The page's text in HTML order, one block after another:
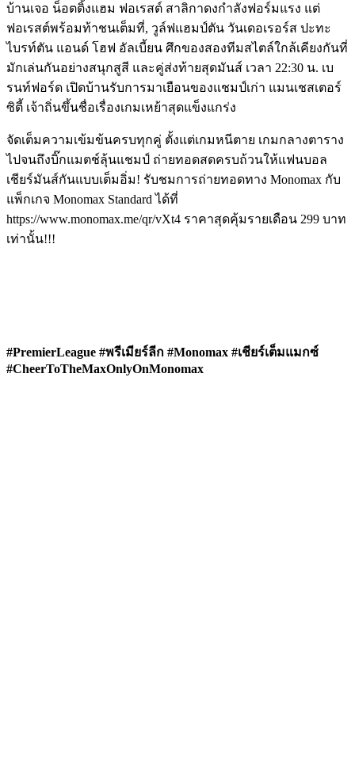
บ้านเจอ น็อตติ้งแฮม ฟอเรสต์ สาลิกาดงกำลังฟอร์มแรง แต่
ฟอเรสต์พร้อมท้าชนเต็มที่, วูล์ฟแฮมป์ตัน วันเดอเรอร์ส ปะทะ
ไบรท์ตัน แอนด์ โฮฟ อัลเบี้ยน ศึกของสองทีมสไตล์ใกล้เคียงกันที่
มักเล่นกันอย่างสนุกสูสี และคู่ส่งท้ายสุดมันส์ เวลา 22:30 น. เบ
รนท์ฟอร์ด เปิดบ้านรับการมาเยือนของแชมป์เก่า แมนเชสเตอร์
ซิตี้ เจ้าถิ่นขึ้นชื่อเรื่องเกมเหย้าสุดแข็งแกร่ง
จัดเต็มความเข้มข้นครบทุกคู่ ตั้งแต่เกมหนีตาย เกมกลางตาราง
ไปจนถึงบิ๊กแมตช์ลุ้นแชมป์ ถ่ายทอดสดครบถ้วนให้แฟนบอล
เชียร์มันส์กันแบบเต็มอิ่ม! รับชมการถ่ายทอดทาง Monomax กับ
แพ็กเกจ Monomax Standard ได้ที่
https://www.monomax.me/qr/vXt4 ราคาสุดคุ้มรายเดือน 299 บาท
เท่านั้น!!!
#PremierLeague #พรีเมียร์ลีก #Monomax #เชียร์เต็มแมกซ์
#CheerToTheMaxOnlyOnMonomax